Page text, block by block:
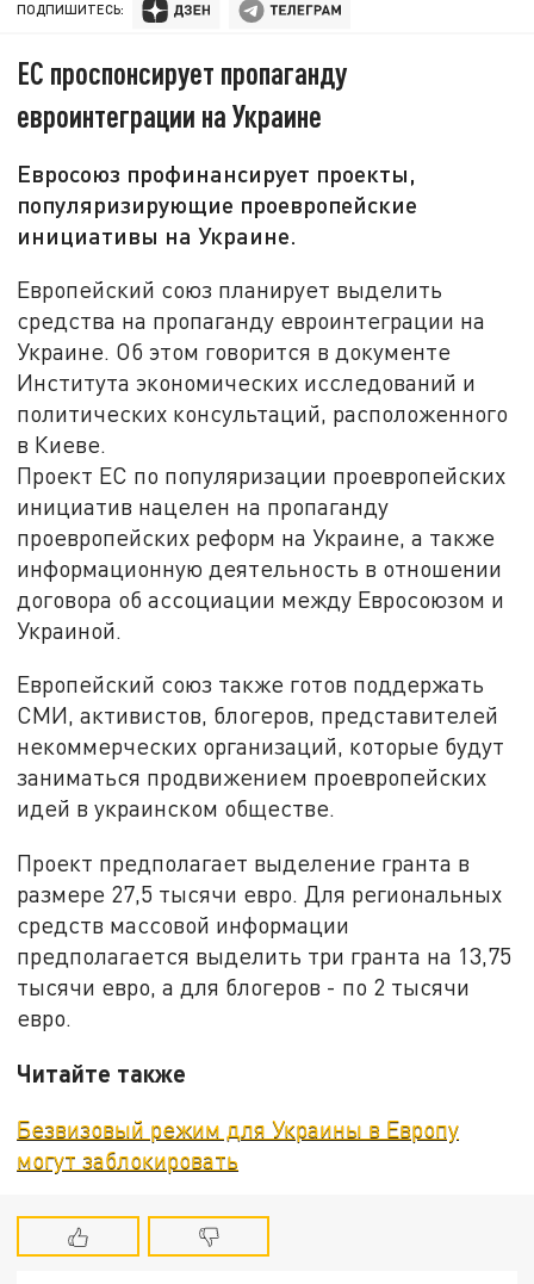
ПОДПИШИТЕСЬ:
ЕС проспонсирует пропаганду
евроинтеграции на Украине
Евросоюз профинансирует проекты,
популяризирующие проевропейские
инициативы на Украине.
Европейский союз планирует выделить
средства на пропаганду евроинтеграции на
Украине. Об этом говорится в документе
Института экономических исследований и
политических консультаций, расположенного
в Киеве.
Проект ЕС по популяризации проевропейских
инициатив нацелен на пропаганду
проевропейских реформ на Украине, а также
информационную деятельность в отношении
договора об ассоциации между Евросоюзом и
Украиной.
Европейский союз также готов поддержать
СМИ, активистов, блогеров, представителей
некоммерческих организаций, которые будут
заниматься продвижением проевропейских
идей в украинском обществе.
Проект предполагает выделение гранта в
размере 27,5 тысячи евро. Для региональных
средств массовой информации
предполагается выделить три гранта на 13,75
тысячи евро, а для блогеров - по 2 тысячи
евро.
Читайте также
Безвизовый режим для Украины в Европу
могут заблокировать